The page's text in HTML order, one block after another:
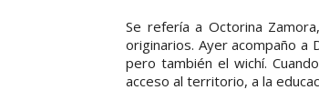
Se refería a Octorina
originarios. Ayer acompaño a
pero también el wichí.
acceso al territorio, a la